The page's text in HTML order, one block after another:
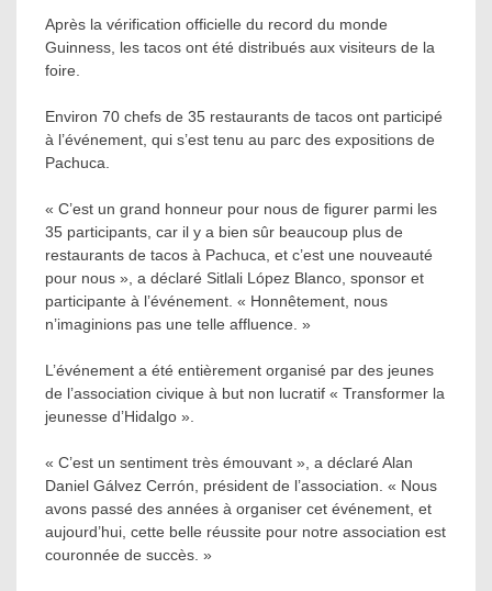
Après la vérification officielle du record du monde
Guinness, les tacos ont été distribués aux visiteurs de la
foire.
Environ 70 chefs de 35 restaurants de tacos ont participé
à l’événement, qui s’est tenu au parc des expositions de
Pachuca.
« C’est un grand honneur pour nous de figurer parmi les
35 participants, car il y a bien sûr beaucoup plus de
restaurants de tacos à Pachuca, et c’est une nouveauté
pour nous », a déclaré Sitlali López Blanco, sponsor et
participante à l’événement. « Honnêtement, nous
n’imaginions pas une telle affluence. »
L’événement a été entièrement organisé par des jeunes
de l’association civique à but non lucratif « Transformer la
jeunesse d’Hidalgo ».
« C’est un sentiment très émouvant », a déclaré Alan
Daniel Gálvez Cerrón, président de l’association. « Nous
avons passé des années à organiser cet événement, et
aujourd’hui, cette belle réussite pour notre association est
couronnée de succès. »